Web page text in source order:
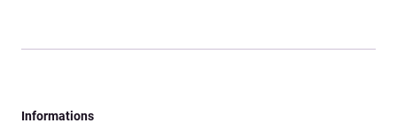
Informations